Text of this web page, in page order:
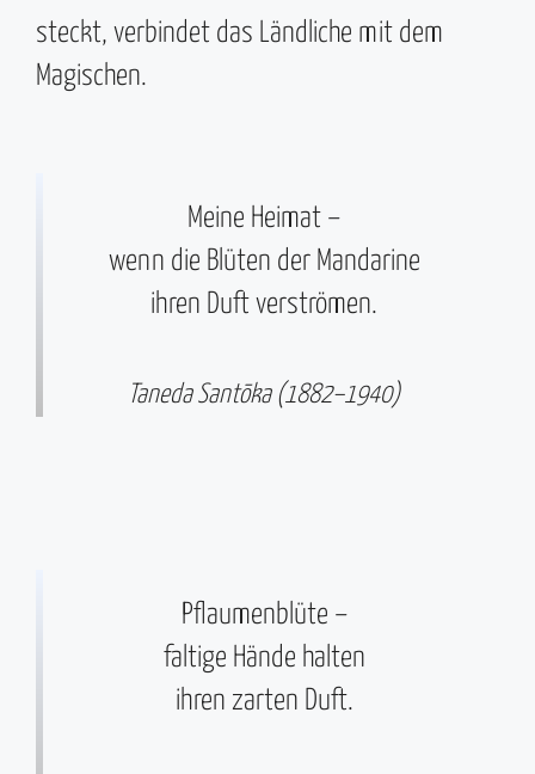
steckt, verbindet das Ländliche mit dem
Magischen.
Meine Heimat –
wenn die Blüten der Mandarine
ihren Duft verströmen.
Taneda Santōka (1882–1940)
Pflaumenblüte –
faltige Hände halten
ihren zarten Duft.